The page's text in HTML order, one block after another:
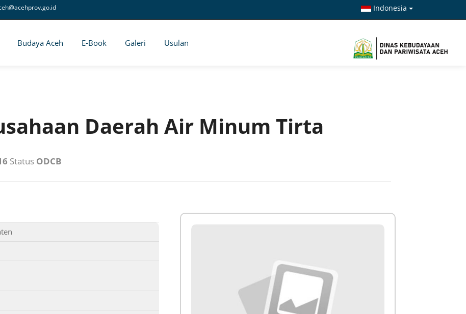
Indonesia
Budaya Aceh E-Book Galeri Usulan
Daerah Air Minum Tirta
Status ODCB